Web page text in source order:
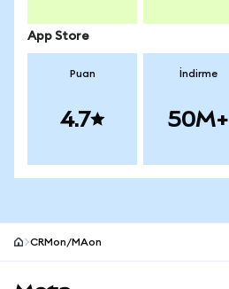
App Store
Puan
4.7
İndirme
50M+
CRMon/MAon